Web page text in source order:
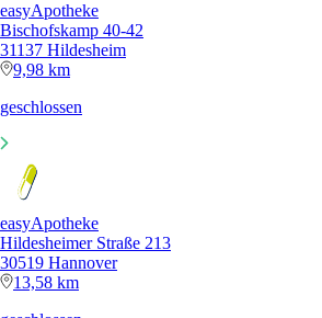
easyApotheke
Bischofskamp 40-42
31137 Hildesheim
9,98 km
geschlossen
easyApotheke
Hildesheimer Straße 213
30519 Hannover
13,58 km